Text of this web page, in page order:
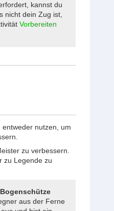
kannst du
nicht dein Zug ist,
Vorbereiten
entweder nutzen, um
zu verbessern.
zu Legende zu
Bogenschütze
aus der Ferne